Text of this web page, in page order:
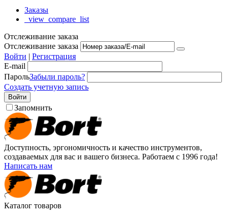
Заказы
_view_compare_list
Отслеживание заказа
Отслеживание заказа
Войти | Регистрация
E-mail
ПарольЗабыли пароль?
Создать учетную запись
Войти
Запомнить
Доступность, эргономичность и качество инструментов,
создаваемых для вас и вашего бизнеса. Работаем с 1996 года!
Написать нам
Каталог товаров